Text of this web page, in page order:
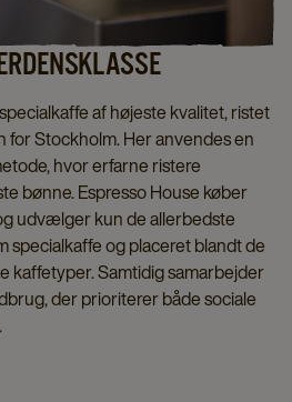
af højeste kvalitet, ristet
for Stockholm. Her anvendes en
hvor erfarne ristere
bønne. Espresso House køber
udvælger kun de allerbedste
specialkaffe og placeret blandt de
kaffetyper. Samtidig samarbejder
der prioriterer både sociale